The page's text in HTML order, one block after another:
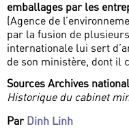
emballages par les
(Agence de
par la fusion de
internationale lui sert
de son ministère, dont il
Sources Archives
Historique du cabinet
Par Dinh Linh